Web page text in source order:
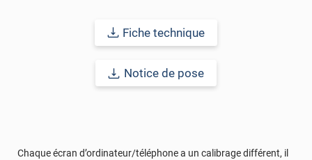
Applicable sur la plupart des supports : bois, métal, plastique...
intérieure et extérieure allant jusqu'à 15 ans.
Fiche technique
Notice de pose
Chaque écran d’ordinateur/téléphone a un calibrage différent, il